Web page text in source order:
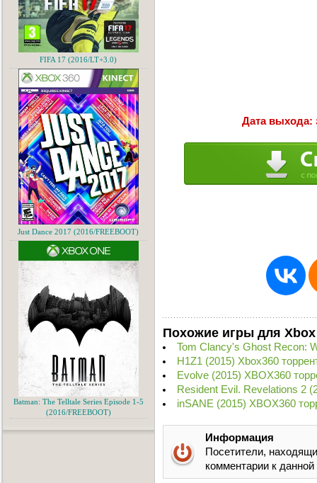
Дата выхода:
Похожие игры для Xbox
Tom Clancy's Ghost Recon:
H1Z1 (2015) Xbox360
Evolve (2015) XBOX360
Resident Evil. Revelations 2
inSANE (2015) XBOX360
Информация
Посетители,
комментарии к
FIFA 17 (2016/LT+3.0)
Just Dance 2017 (2016/FREEBOOT)
Batman: The Telltale Series Episode 1-5
(2016/FREEBOOT)